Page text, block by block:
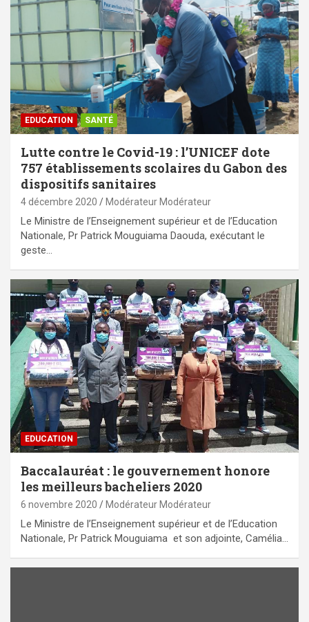
EDUCATION SANTÉ
Lutte contre le Covid-19 : l’UNICEF dote
757 établissements scolaires du Gabon des
dispositifs sanitaires
4 décembre 2020 Modérateur Modérateur
Le Ministre de l’Enseignement supérieur et de l’Education
Nationale, Pr Patrick Mouguiama Daouda, exécutant le
geste…
EDUCATION
Baccalauréat : le gouvernement honore
les meilleurs bacheliers 2020
6 novembre 2020 Modérateur Modérateur
Le Ministre de l’Enseignement supérieur et de l’Education
Nationale, Pr Patrick Mouguiama et son adjointe, Camélia…